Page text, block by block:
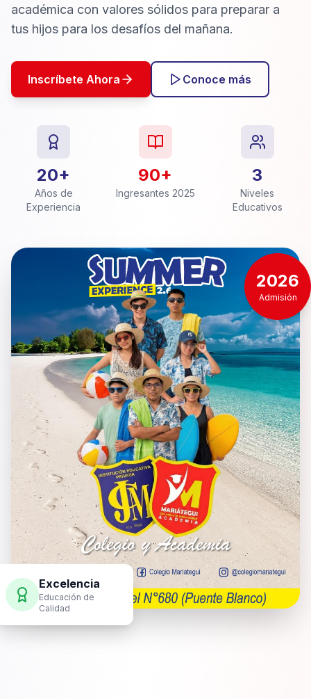
académica con valores sólidos para preparar a
tus hijos para los desafíos del mañana.
Inscríbete Ahora Conoce más
20+
Años de
Experiencia
90+
Ingresantes 2025
3
Niveles
Educativos
Excelencia
Educación de
Calidad
2026
Admisión